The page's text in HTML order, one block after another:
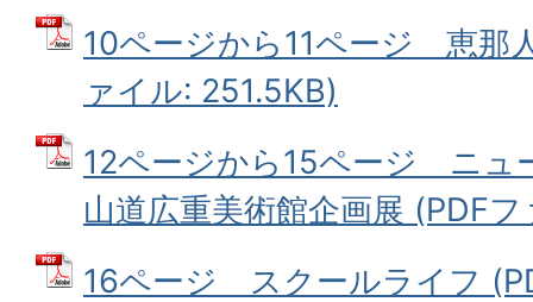
10ページから11ページ 恵那
ァイル: 251.5KB)
12ページから15ページ ニ
山道広重美術館企画展 (PDF
16ページ スクールライフ